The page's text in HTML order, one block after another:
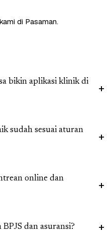
di Pasaman.
bikin aplikasi klinik di
sudah sesuai aturan
online dan
dan asuransi?